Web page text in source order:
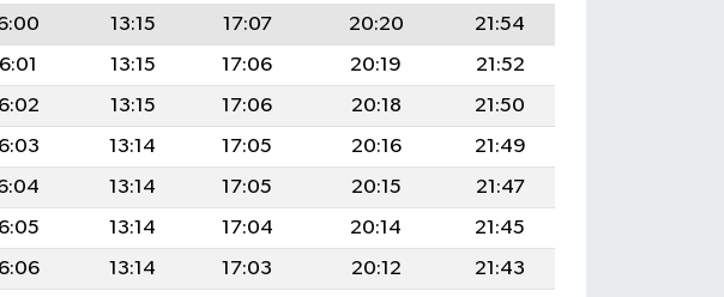
13:15 17:07 20:20
21:54
13:15 17:06 20:19
21:52
13:15 17:06 20:18
21:50
13:14 17:05 20:16
21:49
13:14 17:05 20:15
21:47
13:14 17:04 20:14
21:45
13:14 17:03 20:12
21:43